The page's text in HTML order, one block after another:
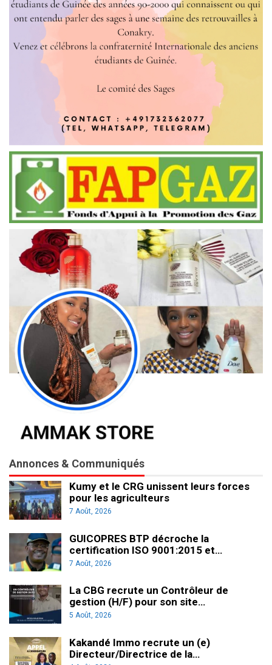
Annonces & Communiqués
Kumy et le CRG unissent leurs forces
pour les agriculteurs
7 Août, 2026
GUICOPRES BTP décroche la
certification ISO 9001:2015 et…
7 Août, 2026
La CBG recrute un Contrôleur de
gestion (H/F) pour son site…
5 Août, 2026
Kakandé Immo recrute un (e)
Directeur/Directrice de la…